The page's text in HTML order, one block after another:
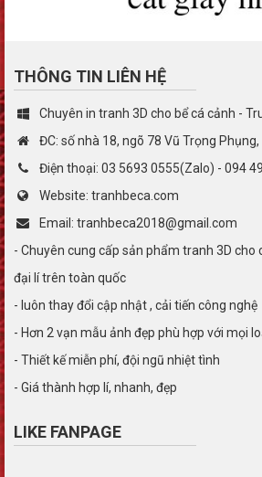
THÔNG TIN LIÊN HỆ
Chuyên in tranh 3D cho bể cá cảnh -
ĐC: số nhà 18, ngõ 78 Vũ Trọng
Điện thoại: 03 5693 0555(Zalo) - 094
Website: tranhbeca.com
Email: tranhbeca2018@gmail.com
- Chuyên cung cấp sản phẩm tranh 3D cho
đại lí trên toàn quốc
- luôn thay đổi cập nhật , cải tiến công nghệ
- Hơn 2 vạn mẫu ảnh đẹp phù hợp với mọi
- Thiết kế miễn phí, đội ngũ nhiệt tình
- Giá thành hợp lí, nhanh, đẹp
LIKE FANPAGE